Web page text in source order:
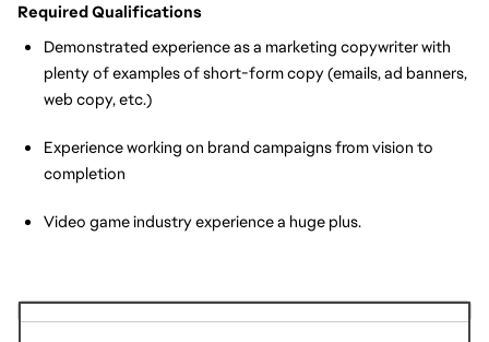
Required Qualifications
Demonstrated experience as a marketing copywriter with
plenty of examples of short-form copy (emails, ad banners,
web copy, etc.)
Experience working on brand campaigns from vision to
completion
Video game industry experience a huge plus.